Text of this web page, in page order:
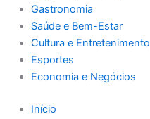
Gastronomia
Saúde e Bem-Estar
Cultura e Entretenimento
Esportes
Economia e Negócios
Início